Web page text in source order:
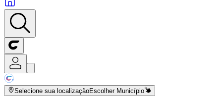
Selecione sua localizaçãoEscolher Município